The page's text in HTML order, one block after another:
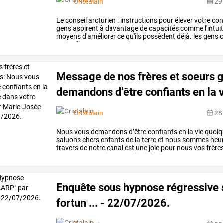
Leconseil arcturien : instructions pourélevervotre
gensaspirent à davantagedecapacitéscomme
moyensd'améliorercequ'ils possèdent déjà. lesgens
nouvelles
Messagede nosfrèresetsoeurs
demandonsd’êtreconfiantsen la
Cristalain
Nousvousdemandonsd’êtreconfiantsen la vie
saluonschersenfantsde la terreet noussommes
traversde notrecanal est une joie pour nousvos
vies la vie de
Enquête sous hypnose
fortun ... - 22/07/2026.